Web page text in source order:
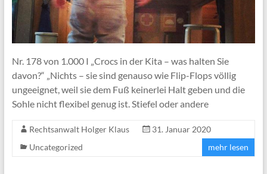
Nr. 178 von 1.000 I „Crocs in der Kita – was halten Sie
davon?“ „Nichts – sie sind genauso wie Flip-Flops völlig
ungeeignet, weil sie dem Fuß keinerlei Halt geben und die
Sohle nicht flexibel genug ist. Stiefel oder andere
Rechtsanwalt Holger Klaus
31. Januar 2020
Uncategorized
mehr lesen